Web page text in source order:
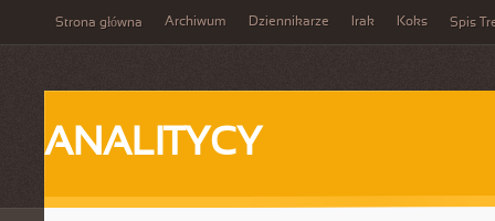
Strona główna Archiwum Dziennikarze Irak Koks Spis
ANALITYCY